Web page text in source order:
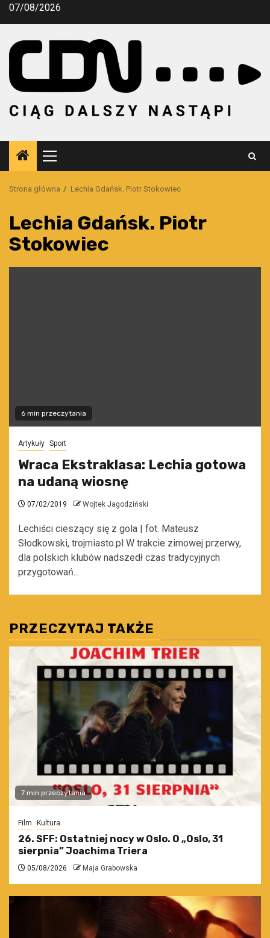
Przejdź
07/08/2026
Menu
główne
Strona główna Lechia Gdańsk. Piotr Stokowiec
Lechia Gdańsk. Piotr
Stokowiec
6 min przeczytania
Artykuły Sport
Wraca Ekstraklasa: Lechia gotowa
na udaną wiosnę
07/02/2019 Wojtek Jagodziński
Lechiści cieszący się z gola | fot. Mateusz
Słodkowski, trojmiasto.pl W trakcie zimowej przerwy,
dla polskich klubów nadszedł czas tradycyjnych
przygotowań...
PRZECZYTAJ TAKŻE
7 min przeczytania
Film Kultura
26. SFF: Ostatniej nocy w Oslo. O „Oslo, 31
sierpnia” Joachima Triera
05/08/2026 Maja Grabowska